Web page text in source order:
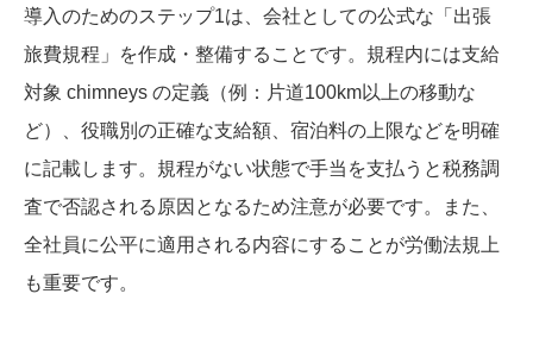
導入のためのステップ1は、会社としての公式な「出張
旅費規程」を作成・整備することです。規程内には支給
対象 chimneys の定義（例：片道100km以上の移動な
ど）、役職別の正確な支給額、宿泊料の上限などを明確
に記載します。規程がない状態で手当を支払うと税務調
査で否認される原因となるため注意が必要です。また、
全社員に公平に適用される内容にすることが労働法規上
も重要です。